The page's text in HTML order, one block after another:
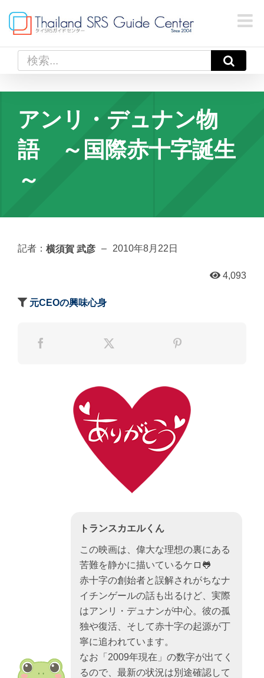
content
索
アンリ・デュナン物
語 ～国際赤十字誕生
～
記者： 横須賀 武彦 – 2010年8月22日
4,093
元CEOの興味心身
トランスカエルくん
この映画は、偉大な理想の裏にある
苦難を静かに描いているケロ🐸
赤十字の創始者と誤解されがちなナ
イチンゲールの話も出るけど、実際
はアンリ・デュナンが中心。彼の孤
独や復活、そして赤十字の起源が丁
寧に追われています。
なお「2009年現在」の数字が出てく
るので、最新の状況は別途確認して